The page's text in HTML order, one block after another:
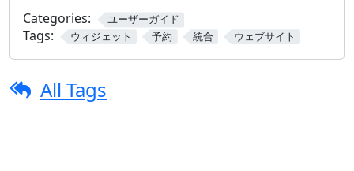
Categories:
ユーザーガイド
Tags: ウィジェット 予約 統合 ウェブサイト
All Tags